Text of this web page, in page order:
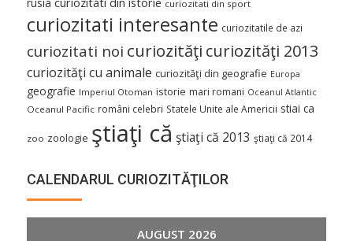
curiozitati din sport
curiozitati interesante curiozitatile de azi
curiozitati noi curiozităţi curiozităţi 2013
curiozităţi cu animale curiozităţi din geografie Europa
geografie Imperiul Otoman istorie mari romani Oceanul Atlantic
Oceanul Pacific români celebri Statele Unite ale Americii stiai ca
zoo zoologie ştiaţi că ştiaţi că 2013 ştiaţi că 2014
CALENDARUL CURIOZITĂŢILOR
AUGUST 2026